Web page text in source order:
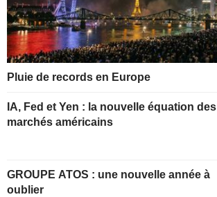
Pluie de records en Europe
IA, Fed et Yen : la nouvelle équation des
marchés américains
GROUPE ATOS : une nouvelle année à
oublier